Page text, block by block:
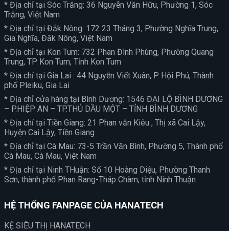
* Địa chỉ tại Sóc Trăng: 36 Nguyễn Văn Hữu, Phường 1, Sóc
Trăng, Việt Nam
* Địa chỉ tại Đắk Nông: 172 23 Tháng 3, Phường Nghĩa Trung,
Gia Nghĩa, Đăk Nông, Việt Nam
* Địa chỉ tại Kon Tum: 732 Phan Đình Phùng, Phường Quang
Trung, TP Kon Tum, Tỉnh Kon Tum
* Địa chỉ tại Gia Lai : 44 Nguyễn Viết Xuân, P. Hội Phú, Thành
phố Pleiku, Gia Lai
* Địa chỉ cửa hàng tại Bình Dương: 1546 ĐẠI LỘ BÌNH DƯƠNG
– P.HIỆP AN – TP.THỦ DẦU MỘT – TỈNH BÌNH DƯƠNG
* Địa chỉ tại Tiền Giang: 21 Phan văn Kiêu , Thị xã Cai Lậy,
Huyện Cai Lậy, Tiền Giang
* Địa chỉ tại Cà Mau: 73-5 Trần Văn Bình, Phường 5, Thành phố
Cà Mau, Cà Mau, Việt Nam
* Địa chỉ tại Ninh THuận: Số 10 Hoàng Diệu, Phường Thanh
Sơn, thành phố Phan Rang-Tháp Chàm, tỉnh Ninh Thuận
HỆ THỐNG FANPAGE CỦA HANATECH
KỆ SIÊU THỊ HANATECH